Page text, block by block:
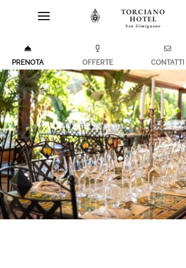
TORCIANO
HOTEL
San Gimignano
PRENOTA OFFERTE CONTATTI